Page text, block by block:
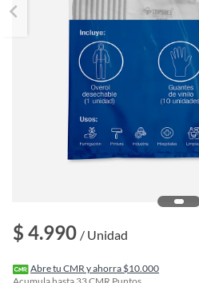
$ 4.990 / Unidad
Abre tu CMR y ahorra $10.000
r